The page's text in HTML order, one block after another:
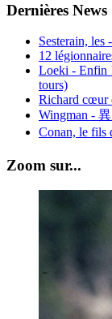
Dernières News
Sesterain, les
12
Loeki - Enfin
tours)
Richard cœur
Wingman -
Conan, le
Zoom sur...